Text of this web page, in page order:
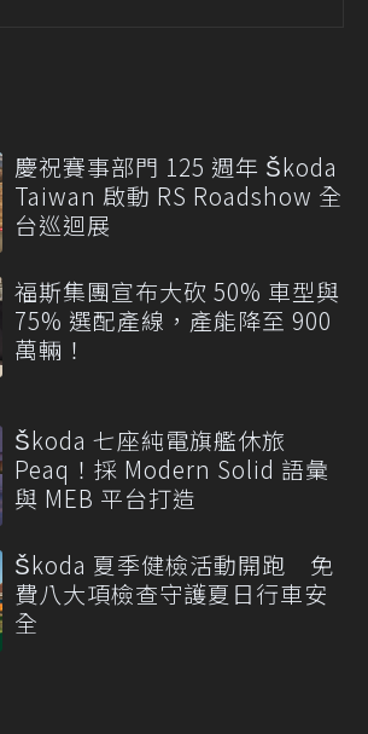
慶祝賽事部門 125 週年 Škoda
Taiwan 啟動 RS Roadshow 全
台巡迴展
福斯集團宣布大砍 50% 車型與
75% 選配產線，產能降至 900
萬輛！
Škoda 七座純電旗艦休旅
Peaq！採 Modern Solid 語彙
與 MEB 平台打造
Škoda 夏季健檢活動開跑 免
費八大項檢查守護夏日行車安
全